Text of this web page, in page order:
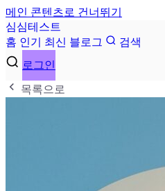
메인 콘텐츠로 건너뛰기
심심테 스 트
홈 인기 최신 블로그
검색
로그인
목록으로